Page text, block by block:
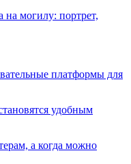
на могилу: портрет,
платформы для
удобным
а когда можно